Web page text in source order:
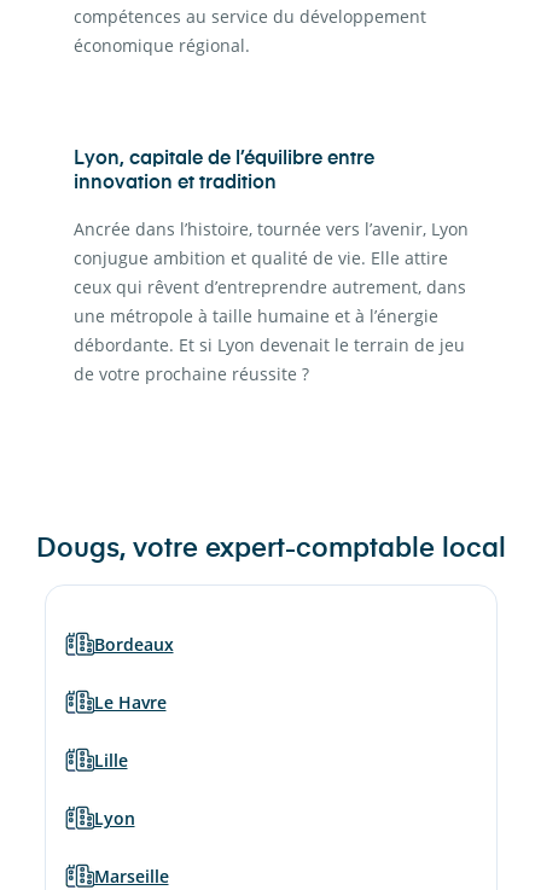
compétences au service du développement
économique régional.
Lyon, capitale de l’équilibre entre
innovation et tradition
Ancrée dans l’histoire, tournée vers l’avenir, Lyon
conjugue ambition et qualité de vie. Elle attire
ceux qui rêvent d’entreprendre autrement, dans
une métropole à taille humaine et à l’énergie
débordante. Et si Lyon devenait le terrain de jeu
de votre prochaine réussite ?
Dougs, votre expert-comptable local
Bordeaux
Le Havre
Lille
Lyon
Marseille